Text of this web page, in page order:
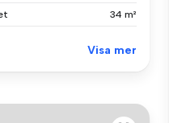
34 m²
Visa mer